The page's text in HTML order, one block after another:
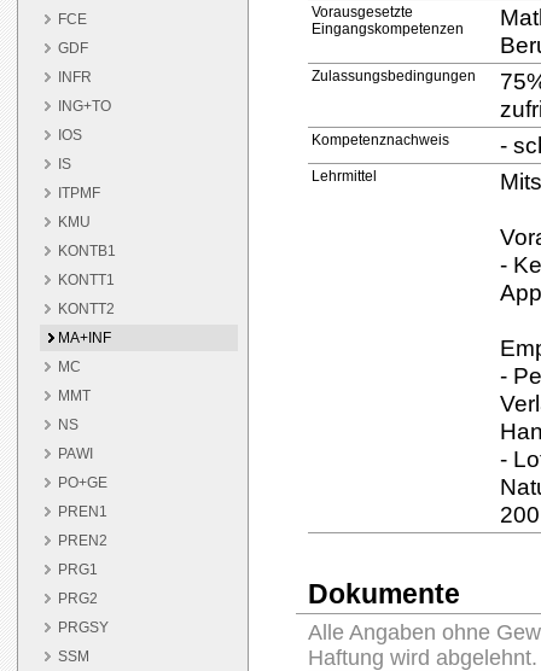
FCE
GDF
INFR
ING+TO
IOS
IS
ITPMF
KMU
KONTB1
KONTT1
KONTT2
MA+INF
MC
MMT
NS
PAWI
PO+GE
PREN1
PREN2
PRG1
PRG2
PRGSY
SSM
Vorausgesetzte
Eingangskompetenzen
Zulassungsbedingungen
Kompetenznachweis -
Lehrmittel
-
-
-
Dokumente
Alle Angaben ohne
Haftung wird